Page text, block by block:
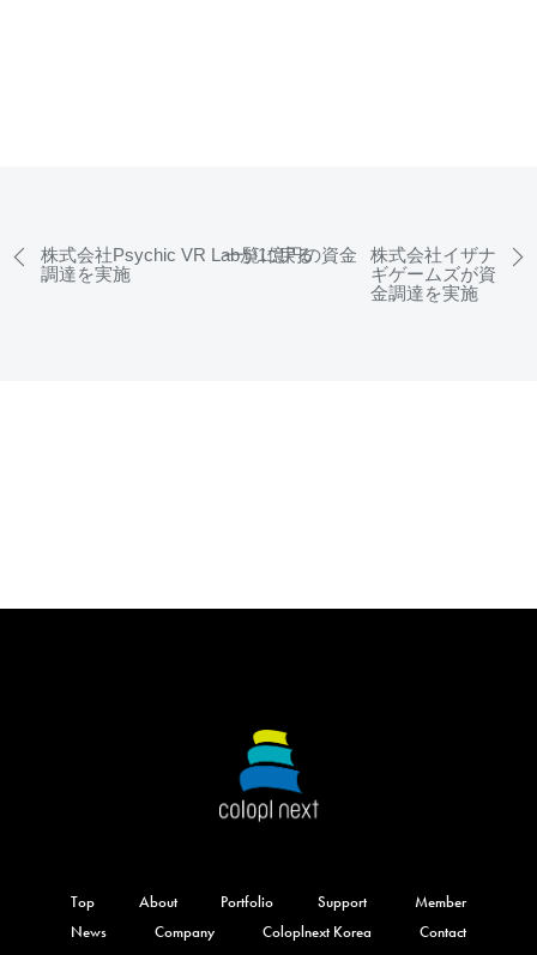
株式会社Psychic VR Labが1億円の資金
調達を実施
一覧に戻る
株式会社イザナ
ギゲームズが資
金調達を実施
Top About Portfolio Support
Member
News
Company Coloplnext Korea Contact